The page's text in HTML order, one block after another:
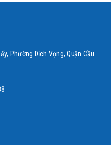
Phường Dịch Vọng, Quận Cầu